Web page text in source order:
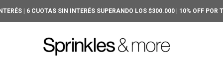
| 6 CUOTAS SIN INTERÉS SUPERANDO LOS $300.000 | 10% OFF POR